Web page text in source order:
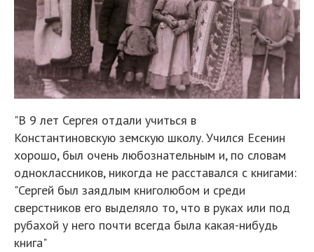
"В 9 лет Сергея отдали учиться в
Константиновскую земскую школу. Учился Есенин
хорошо, был очень любознательным и, по словам
одноклассников, никогда не расставался с книгами:
"Сергей был заядлым книголюбом и среди
сверстников его выделяло то, что в руках или под
рубахой у него почти всегда была какая-нибудь
книга"